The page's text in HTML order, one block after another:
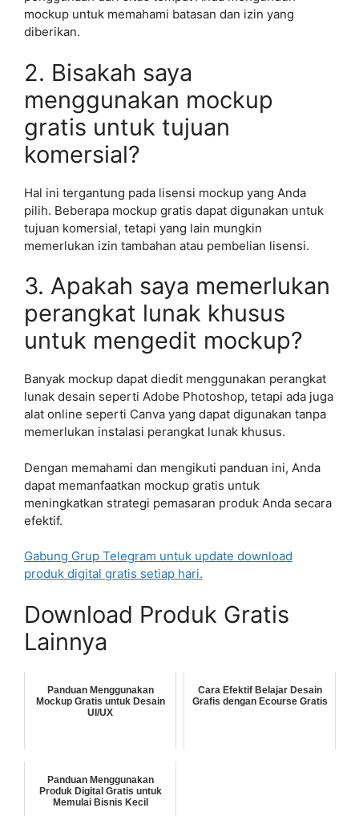
mockup untuk memahami batasan dan izin yang
diberikan.
2. Bisakah saya
menggunakan mockup
gratis untuk tujuan
komersial?
Hal ini tergantung pada lisensi mockup yang Anda
pilih. Beberapa mockup gratis dapat digunakan untuk
tujuan komersial, tetapi yang lain mungkin
memerlukan izin tambahan atau pembelian lisensi.
3. Apakah saya memerlukan
perangkat lunak khusus
untuk mengedit mockup?
Banyak mockup dapat diedit menggunakan perangkat
lunak desain seperti Adobe Photoshop, tetapi ada juga
alat online seperti Canva yang dapat digunakan tanpa
memerlukan instalasi perangkat lunak khusus.
Dengan memahami dan mengikuti panduan ini, Anda
dapat memanfaatkan mockup gratis untuk
meningkatkan strategi pemasaran produk Anda secara
efektif.
Gabung Grup Telegram untuk update download
produk digital gratis setiap hari.
Download Produk Gratis
Lainnya
Panduan Menggunakan
Mockup Gratis untuk Desain
UI/UX
Cara Efektif Belajar Desain
Grafis dengan Ecourse Gratis
Panduan Menggunakan
Produk Digital Gratis untuk
Memulai Bisnis Kecil